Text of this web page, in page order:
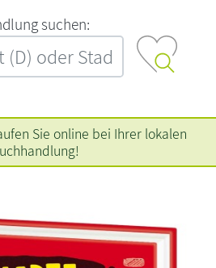
‍s‍u‍c‍h‍e‍n‍:‍
Sie online bei Ihrer lokalen